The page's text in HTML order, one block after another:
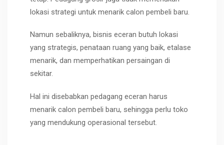
lokasi strategi untuk menarik calon pembeli baru.
Namun sebaliknya, bisnis eceran butuh lokasi
yang strategis, penataan ruang yang baik, etalase
menarik, dan memperhatikan persaingan di
sekitar.
Hal ini disebabkan pedagang eceran harus
menarik calon pembeli baru, sehingga perlu toko
yang mendukung operasional tersebut.